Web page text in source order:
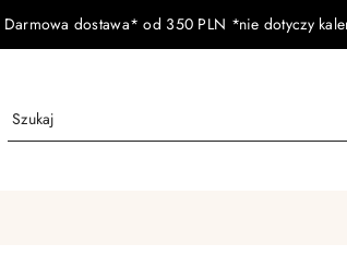
Darmowa dostawa* od 350 PLN *nie dotyczy